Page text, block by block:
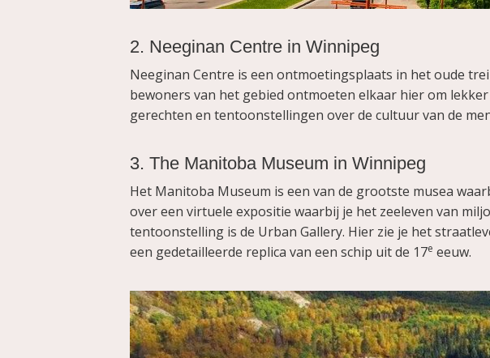
2. Neeginan Centre in Winnipeg
Neeginan Centre is een ontmoetingsplaats in het oude
bewoners van het gebied ontmoeten elkaar hier om
gerechten en tentoonstellingen over de cultuur van de
3. The Manitoba Museum in Winnipeg
Het Manitoba Museum is een van de grootste musea
over een virtuele expositie waarbij je het zeeleven van
tentoonstelling is de Urban Gallery. Hier zie je het
een gedetailleerde replica van een schip uit de 17e eeuw.